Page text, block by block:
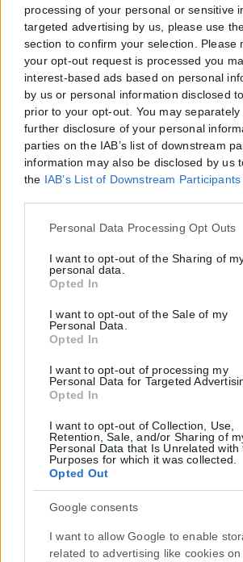
processing of your personal or sensitive
targeted advertising by us, please use
section to confirm your selection. Please
your opt-out request is processed you
interest-based ads based on personal
by us or personal information disclosed
prior to your opt-out. You may
further disclosure of your personal
parties on the IAB’s list of downstream
information may also be disclosed by us
the IAB’s List of Downstream Participants
Please note that this website/app uses
but not limited to your visit or usage
click to grant or deny consent to Google
tags to use your data for below specified
Google consent section.
Personal Data Processing Opt Outs
I want to opt-out of the Sharing of
personal data.
Opted In
I want to opt-out of the Sale of my
Personal Data.
Opted In
I want to opt-out of processing my
Personal Data for Targeted
Opted In
I want to opt-out of Collection, Use,
Retention, Sale, and/or Sharing of
Personal Data that Is Unrelated with
Purposes for which it was collected.
Opted Out
Google consents
I want to allow Google to enable
related to advertising like cookies
Eurovision 2026: «Πέταξαν»
Akylas και η ελληνική
01/05/2026
Σήμερα το πρωί, το αεροδρόμιο «Ελευθέριος
Βενιζέλος» κατακλείστηκε από τηλεοπτικά
φωτογράφους, για να καταγράψουν την
της ελληνικής αποστολής για την
Βιέννη, ο Akylas, ...
Δείτε πως θα είναι η σκηνή
Eurovision – Βίντεο από τα
ΑΝΑΡΤΉΘΗΚΕ ΑΠΌ KARFITSANEWS
σε λιγότερο από ένα μήνα στη Βιέννη, έγιναν
Load More